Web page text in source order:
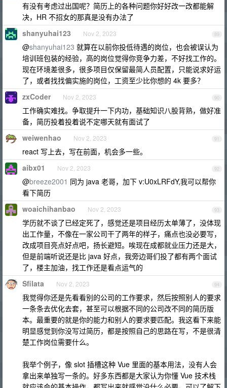
有没有考虑过出国呢？简历上的各种问题你好好改一改都能解
决，HR 不招女的那真是没有办法了
89
shanyuhai123 Nov 2, 2023
@shanyuhai123 就算在以前你投低待遇的岗位，也会被误认为
培训班包装的经验，高的岗位觉得你竞争力差，不好找工作的。
现在环境差很多，很多项目仅保留最简人员配置，只能说求好运
了，或者找找偏实施的岗位，工资至少比你想的 4k 要多？
90
zxCoder Nov 2, 2023
工作确实难找。争取提升一下内功，基础知识八股背熟，做好准
备，简历投着投着说不定哪天就有面试了
91
weiwenhao Nov 2, 2023
react 写上去，写在前面，机会多一些。
92
aibx01 Nov 2, 2023
@breeze2001 同为 java 老哥，加下 v:U0xLRFdY,我可以帮你
看下简历
93
woaichihanbao Nov 2, 2023
学历就不谈了已经定死了，感觉还是项目经历太单薄了，没体现
出工作量，不像在一家公司干了两年的样子，痛点也没必要写，
改成项目亮点好点吧，扬长避短。唉现在成都就业压力还是大，
但是前端听说还是比 java 好点，我旁边哥们投了都有两个面试
了，楼主加油，找工作还是看点运气的
94
Sfilata Nov 2, 2023
我觉得你还是先看看别的公司的工作要求，然后按照别人的要求
一条条去优化去套，甚至可以根据不同的公司改不同的简历版
本。最重要的就是你的能力和别人的要求要匹配。我这看下来能
明显感觉到你没写过简历，都是按照自己的思路在写，不是很清
楚工作岗位需要什么。
我举个例子，像 slot 插槽这种 Vue 里面的基本用法，没有人会
拿出来单独写一条的。好多东西都是大家认为你懂 Vue 技术栈